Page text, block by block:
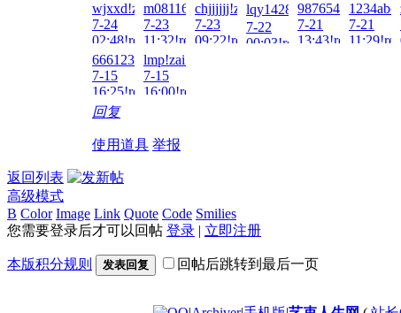
wjxxd!zai!2026-
7-24
02:48!read!
m081163!zai!2026-
7-23
11:32!read!
chjjjjjj!zai!2026-
7-23
09:22!read!
lqy14285790！!zai!2026-
7-22
00:03!read!
7-21
13:43!read!
7-21
666123!zai!2026-
7-15
16:25!read!
lmp!zai!2026-
7-15
16:00!read!
回复
使用道具 举报
返回列表
高级模式
B Color Image Link Quote Code Smilies
您需要登录后才可以回帖 登录 | 立即注册
本版积分规则 发表回复 回帖后跳转到最后一页